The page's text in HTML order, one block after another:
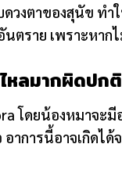
ดวงตาของสุนัข ท
ราย เพราะหากไ
หลมากผิดปกติ
โดยน้องหมาจะ
อาการนี้อาจเกิดไ